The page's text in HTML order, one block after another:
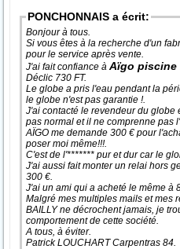
PONCHONNAIS a écrit:
Bonjour à tous.
Si vous êtes à la recherche d'un
pour le service après vente.
J'ai fait confiance à Aïgo piscine
Déclic 730 FT.
Le globe a pris l'eau pendant la
le globe n'est pas garantie !.
J'ai contacté le revendeur du globe
pas normal et il ne comprenne pas
AÏGO me demande 300 € pour
poser moi même!!!.
C'est de l'******* pur et dur car le
J'ai aussi fait monter un relai hors
300 €.
J'ai un ami qui a acheté le même à
Malgré mes multiples mails et mes
BAILLY ne décrochent jamais, je
comportement de cette société.
A tous, à éviter.
Patrick LOUCHART Carpentras 84.